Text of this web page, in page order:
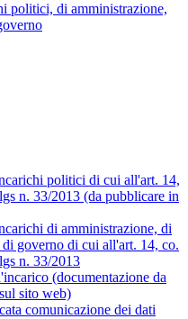
politici, di amministrazione,
politici di cui all'art. 14,
n. 33/2013 (da pubblicare in
di amministrazione, di
governo di cui all'art. 14, co.
n. 33/2013
(documentazione da
sito web)
comunicazione dei dati